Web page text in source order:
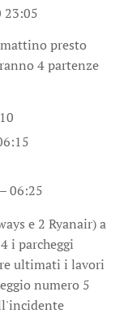
23:05
presto
4 partenze
06:25
e 2 Ryanair) a
i parcheggi
ultimati i lavori
numero 5